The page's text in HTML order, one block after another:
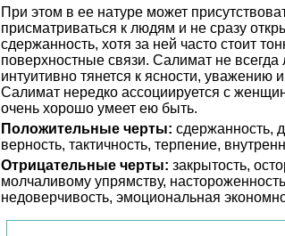
При этом в ее натуре может
присматриваться к людям и не сразу
сдержанность, хотя за ней часто стоит
поверхностные связи. Салимат не
интуитивно тянется к ясности,
Салимат нередко ассоциируется с
очень хорошо умеет ею быть.
Положительные черты: сдержанность,
верность, тактичность, терпение,
Отрицательные черты: закрытость,
молчаливому упрямству,
недоверчивость, эмоциональная